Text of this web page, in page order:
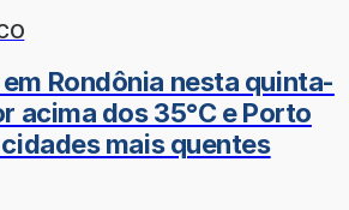
Rondônia nesta quinta-
acima dos 35°C e Porto
mais quentes